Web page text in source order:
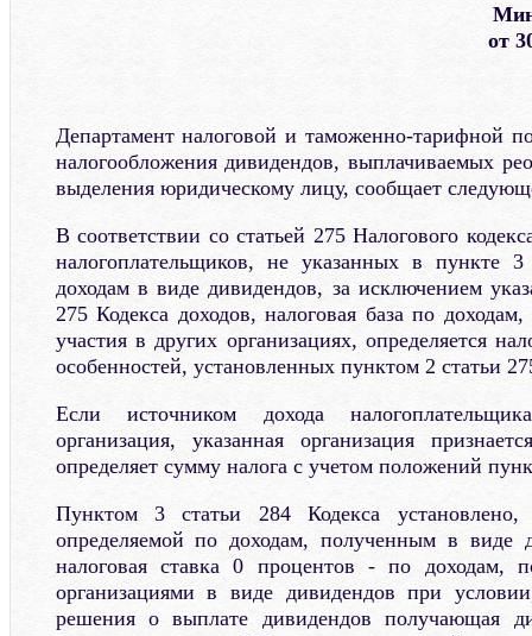
от
Департамент налоговой и таможенно-тарифной
налогообложения дивидендов, выплачиваемых
выделения юридическому лицу, сообщает
В соответствии со статьей 275 Налогового
налогоплательщиков, не указанных в пункте
доходам в виде дивидендов, за исключением
275 Кодекса доходов, налоговая база по
участия в других организациях, определяется
особенностей, установленных пунктом 2 статьи
Если источником дохода
организация, указанная организация
определяет сумму налога с учетом положений
Пунктом 3 статьи 284 Кодекса
определяемой по доходам, полученным в виде
налоговая ставка 0 процентов - по доходам,
организациями в виде дивидендов при
решения о выплате дивидендов получающая